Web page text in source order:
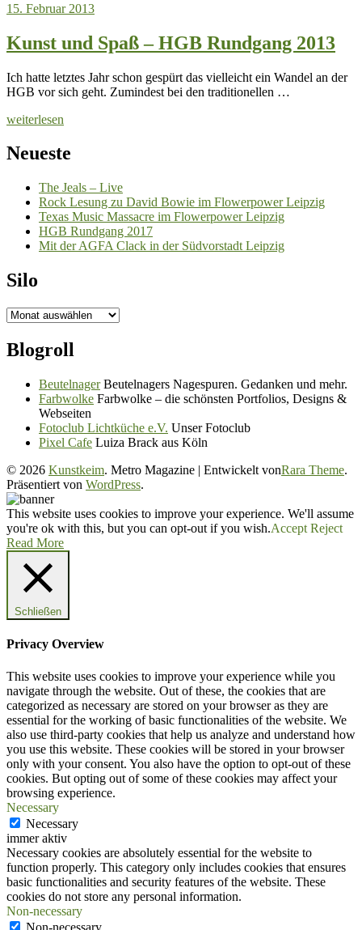
15. Februar 2013
Kunst und Spaß – HGB Rundgang 2013
Ich hatte letztes Jahr schon gespürt das vielleicht ein Wandel an der
HGB vor sich geht. Zumindest bei den traditionellen …
weiterlesen
Neueste
The Jeals – Live
Rock Lesung zu David Bowie im Flowerpower Leipzig
Texas Music Massacre im Flowerpower Leipzig
HGB Rundgang 2017
Mit der AGFA Clack in der Südvorstadt Leipzig
Silo
Silo
Blogroll
BeutelnagerBeutelnagers Nagespuren. Gedanken und mehr.
Farbwolke Farbwolke – die schönsten Portfolios, Designs &
Webseiten
Fotoclub Lichtküche e.V. Unser Fotoclub
Pixel Cafe Luiza Brack aus Köln
© 2026 Kunstkeim. Metro Magazine | Entwickelt vonRara Theme.
Präsentiert von WordPress.
This website uses cookies to improve your experience. We'll assume
you're ok with this, but you can opt-out if you wish.Accept Reject
Read More
Schließen
Privacy Overview
This website uses cookies to improve your experience while you
navigate through the website. Out of these, the cookies that are
categorized as necessary are stored on your browser as they are
essential for the working of basic functionalities of the website. We
also use third-party cookies that help us analyze and understand how
you use this website. These cookies will be stored in your browser
only with your consent. You also have the option to opt-out of these
cookies. But opting out of some of these cookies may affect your
browsing experience.
Necessary
Necessary
immer aktiv
Necessary cookies are absolutely essential for the website to
function properly. This category only includes cookies that ensures
basic functionalities and security features of the website. These
cookies do not store any personal information.
Non-necessary
Non-necessary